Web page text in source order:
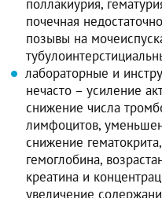
поллакиурия,
почечная
позывы на
лабораторные и
нечасто – усиление
снижение числа
лимфоцитов,
снижение
гемоглобина,
креатина и
увеличение